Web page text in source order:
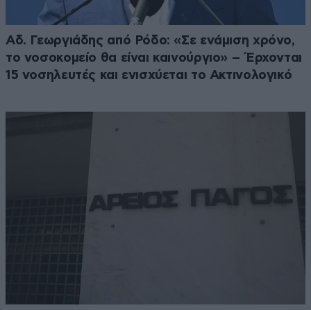
Αδ. Γεωργιάδης από Ρόδο: «Σε ενάμιση χρόνο,
το νοσοκομείο θα είναι καινούργιο» – Έρχονται
15 νοσηλευτές και ενισχύεται το Ακτινολογικό